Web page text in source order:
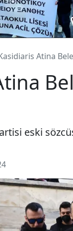
Atina
eski